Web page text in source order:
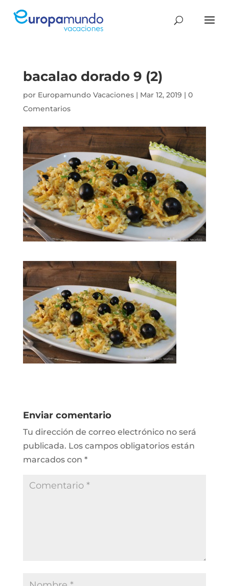
bacalao dorado 9 (2)
por Europamundo Vacaciones| Mar 12, 2019 | 0
Comentarios
Enviar comentario
Tu dirección de correo electrónico no será
publicada. Los campos obligatorios están
marcados con *